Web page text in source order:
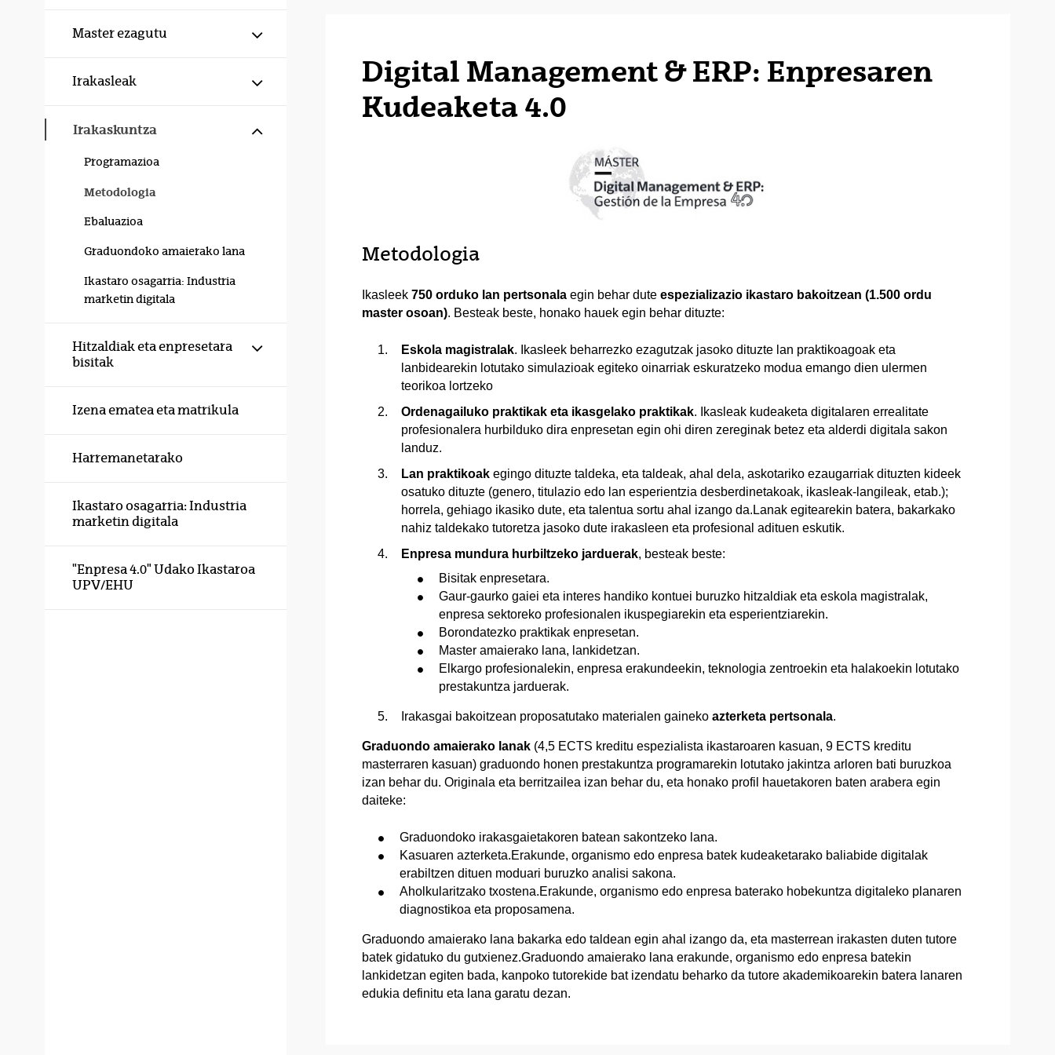
Master ezagutu Erakutsi/izkutatu azpiorriak
Irakasleak Erakutsi/izkutatu azpiorriak
Irakaskuntza Erakutsi/izkutatu azpiorriak
Programazioa
Metodologia
Ebaluazioa
Graduondoko amaierako lana
Ikastaro osagarria: Industria
marketin digitala
Hitzaldiak eta enpresetara
bisitak
Erakutsi/izkutatu azpiorriak
Izena ematea eta matrikula
Harremanetarako
Ikastaro osagarria: Industria
marketin digitala
"Enpresa 4.0" Udako Ikastaroa
UPV/EHU
Digital Management & ERP: Enpresaren
Kudeaketa 4.0
Metodologia
Ikasleek 750 orduko lan pertsonalaegin behar dute espezializazio ikastaro bakoitzean (1.500 ordu
master osoan). Besteak beste, honako hauek egin behar dituzte:
Eskola magistralak. Ikasleek beharrezko ezagutzak jasoko dituzte lan praktikoagoak eta
lanbidearekin lotutako simulazioak egiteko oinarriak eskuratzeko modua emango dien ulermen
teorikoa lortzeko
Ordenagailuko praktikak eta ikasgelako praktikak. Ikasleak kudeaketa digitalaren errealitate
profesionalera hurbilduko dira enpresetan egin ohi diren zereginak betez eta alderdi digitala sakon
landuz.
Lan praktikoakegingo dituzte taldeka, eta taldeak, ahal dela, askotariko ezaugarriak dituzten kideek
osatuko dituzte (genero, titulazio edo lan esperientzia desberdinetakoak, ikasleak-langileak, etab.);
horrela, gehiago ikasiko dute, eta talentua sortu ahal izango da.Lanak egitearekin batera, bakarkako
nahiz taldekako tutoretza jasoko dute irakasleen eta profesional adituen eskutik.
Enpresa mundura hurbiltzeko jarduerak, besteak beste:
Bisitak enpresetara.
Gaur-gaurko gaiei eta interes handiko kontuei buruzko hitzaldiak eta eskola magistralak,
enpresa sektoreko profesionalen ikuspegiarekin eta esperientziarekin.
Borondatezko praktikak enpresetan.
Master amaierako lana, lankidetzan.
Elkargo profesionalekin, enpresa erakundeekin, teknologia zentroekin eta halakoekin lotutako
prestakuntza jarduerak.
Irakasgai bakoitzean proposatutako materialen gaineko azterketa pertsonala.
Graduondo amaierako lanak(4,5 ECTS kreditu espezialista ikastaroaren kasuan, 9 ECTS kreditu
masterraren kasuan) graduondo honen prestakuntza programarekin lotutako jakintza arloren bati buruzkoa
izan behar du. Originala eta berritzailea izan behar du, eta honako profil hauetakoren baten arabera egin
daiteke:
Graduondoko irakasgaietakoren batean sakontzeko lana.
Kasuaren azterketa.Erakunde, organismo edo enpresa batek kudeaketarako baliabide digitalak
erabiltzen dituen moduari buruzko analisi sakona.
Aholkularitzako txostena.Erakunde, organismo edo enpresa baterako hobekuntza digitaleko planaren
diagnostikoa eta proposamena.
Graduondo amaierako lana bakarka edo taldean egin ahal izango da, eta masterrean irakasten duten tutore
batek gidatuko du gutxienez.Graduondo amaierako lana erakunde, organismo edo enpresa batekin
lankidetzan egiten bada, kanpoko tutorekide bat izendatu beharko da tutore akademikoarekin batera lanaren
edukia definitu eta lana garatu dezan.